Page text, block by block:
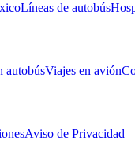
Líneas de autobús
autobúsViajes en avión
Aviso de Privacidad